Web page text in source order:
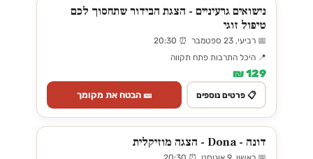
נישואים גרעיניים - הצגת הבידור שתחסוך לכם
טיפול זוגי
📅 רביעי, 23 ספטמבר ⏰ 20:30
📍 היכל התרבות פתח תקווה
129 ₪
📋 פרטים נוספים 🎫 הבטח את מקומך
דונה - Dona - הצגה מוזיקלית